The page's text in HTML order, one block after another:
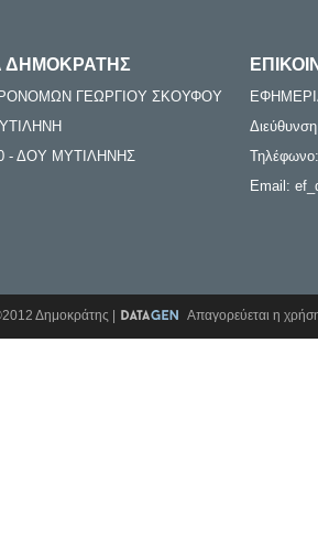
ΔΗΜΟΚΡΑΤΗΣ
ΓΕΩΡΓΙΟΥ ΣΚΟΥΦΟΥ
- ΔΟΥ ΜΥΤΙΛΗΝΗΣ
Email:
Δημοκράτης | Απαγορεύεται η